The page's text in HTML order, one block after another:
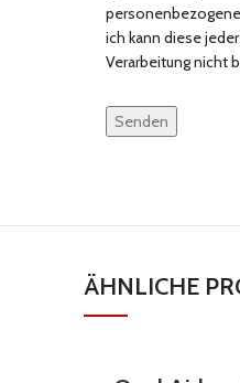
ich kann diese
Verarbeitung nicht
lasse
dieses
ÄHNLICHE